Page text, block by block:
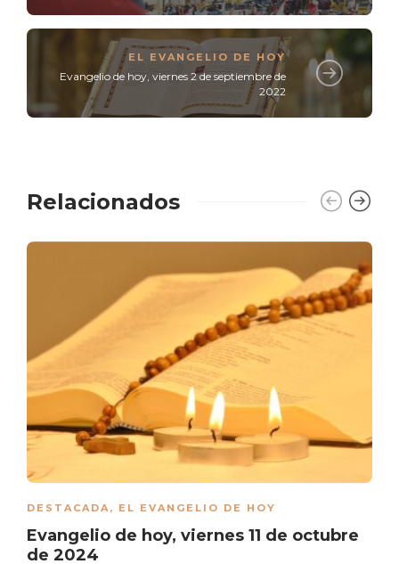
EL EVANGELIO DE HOY
Evangelio de hoy, viernes 2 de septiembre de
2022
Relacionados
DESTACADA, EL EVANGELIO DE HOY
Evangelio de hoy, viernes 11 de octubre
de 2024